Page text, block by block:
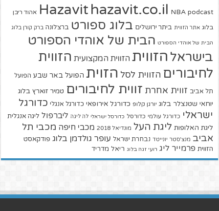
Hazavit hazavit.co.il NBA podcast אהוד ריבן
בלוג אתר הזווית ביתר ירושלים בלוג ספורט ברצלונה ברק קורן בלוג
הבית של אוהדי הספורט הבית של אוהדי הספורט
בישראל הזווית הזווית המקצועית הזווית
לחיבורים הזווית לסל הזוית הפועל באר שבע הפועל
תל אביב זווית אחרת זווית לחיבורים טמיר זוארץ בלוג
יוחאי שטנצלר בלוג יורגן קלופ כדורגל אירופאי כדורגל אנגלי כדורגל
ישראלי כדורגל עולמי כדורסל כדורסל ישראלי לה ליגה ליברפול ליגה אנגלית
ליגת האלופות ליגת העל מונדיאל 2018 מכבי חיפה מכבי תל
אביב מנצ'סטר יונייטד נבחרת ישראל עופר גולדמן בלוג פודקאסט
הזווית פרמייר ליג רועי זגה בלוג ריאל מדריד